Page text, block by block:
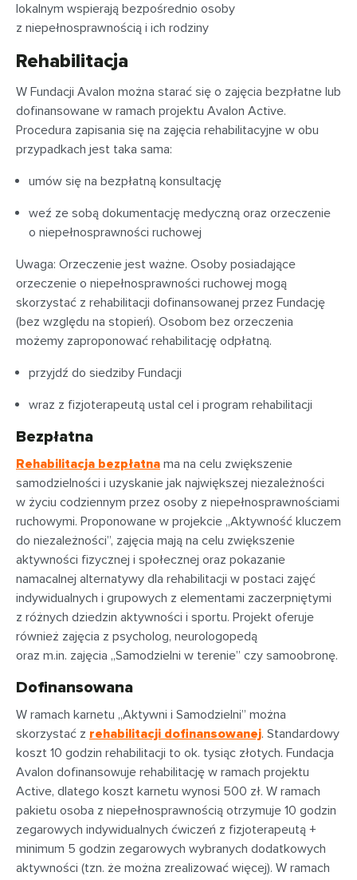
lokalnym wspierają bezpośrednio osoby
z niepełnosprawnością i ich rodziny
Rehabilitacja
W Fundacji Avalon można starać się o zajęcia bezpłatne lub
dofinansowane w ramach projektu Avalon Active.
Procedura zapisania się na zajęcia rehabilitacyjne w obu
przypadkach jest taka sama:
umów się na bezpłatną konsultację
weź ze sobą dokumentację medyczną oraz orzeczenie
o niepełnosprawności ruchowej
Uwaga: Orzeczenie jest ważne. Osoby posiadające
orzeczenie o niepełnosprawności ruchowej mogą
skorzystać z rehabilitacji dofinansowanej przez Fundację
(bez względu na stopień). Osobom bez orzeczenia
możemy zaproponować rehabilitację odpłatną.
przyjdź do siedziby Fundacji
wraz z fizjoterapeutą ustal cel i program rehabilitacji
Bezpłatna
Rehabilitacja bezpłatna ma na celu zwiększenie
samodzielności i uzyskanie jak największej niezależności
w życiu codziennym przez osoby z niepełnosprawnościami
ruchowymi. Proponowane w projekcie ,,Aktywność kluczem
do niezależności”, zajęcia mają na celu zwiększenie
aktywności fizycznej i społecznej oraz pokazanie
namacalnej alternatywy dla rehabilitacji w postaci zajęć
indywidualnych i grupowych z elementami zaczerpniętymi
z różnych dziedzin aktywności i sportu. Projekt oferuje
również zajęcia z psycholog, neurologopedą
oraz m.in. zajęcia „Samodzielni w terenie” czy samoobronę.
Dofinansowana
W ramach karnetu „Aktywni i Samodzielni” można
skorzystać z rehabilitacji dofinansowanej. Standardowy
koszt 10 godzin rehabilitacji to ok. tysiąc złotych. Fundacja
Avalon dofinansowuje rehabilitację w ramach projektu
Active, dlatego koszt karnetu wynosi 500 zł. W ramach
pakietu osoba z niepełnosprawnością otrzymuje 10 godzin
zegarowych indywidualnych ćwiczeń z fizjoterapeutą +
minimum 5 godzin zegarowych wybranych dodatkowych
aktywności (tzn. że można zrealizować więcej). W ramach